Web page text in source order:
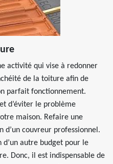
activité qui vise à redonner
de la toiture afin de
parfait fonctionnement.
d’éviter le problème
maison. Refaire une
couvreur professionnel.
d’un autre budget pour le
Donc, il est indispensable de